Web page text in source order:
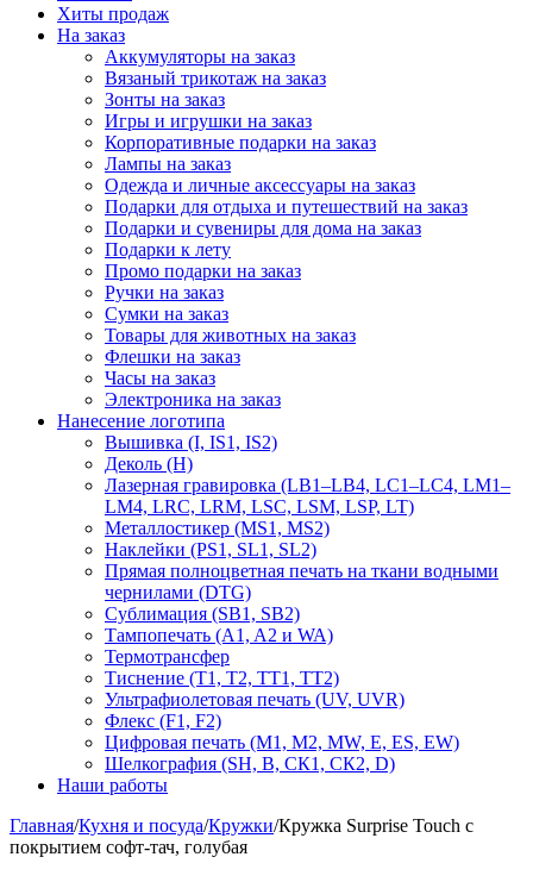
Хиты продаж
На заказ
Аккумуляторы на заказ
Вязаный трикотаж на заказ
Зонты на заказ
Игры и игрушки на заказ
Корпоративные подарки на заказ
Лампы на заказ
Одежда и личные аксессуары на заказ
Подарки для отдыха и путешествий на заказ
Подарки и сувениры для дома на заказ
Подарки к лету
Промо подарки на заказ
Ручки на заказ
Сумки на заказ
Товары для животных на заказ
Флешки на заказ
Часы на заказ
Электроника на заказ
Нанесение логотипа
Вышивка (I, IS1, IS2)
Деколь (H)
Лазерная гравировка (LB1–LB4, LC1–LC4, LM1–
LM4, LRC, LRM, LSC, LSM, LSP, LT)
Металлостикер (MS1, MS2)
Наклейки (PS1, SL1, SL2)
Прямая полноцветная печать на ткани водными
чернилами (DTG)
Сублимация (SB1, SB2)
Тампопечать (A1, A2 и WA)
Термотрансфер
Тиснение (Т1, Т2, ТT1, ТT2)
Ультрафиолетовая печать (UV, UVR)
Флекс (F1, F2)
Цифровая печать (M1, M2, MW, E, ES, EW)
Шелкография (SH, В, СК1, СК2, D)
Наши работы
Главная/Кухня и посуда/Кружки/Кружка Surprise Touch с
покрытием софт-тач, голубая